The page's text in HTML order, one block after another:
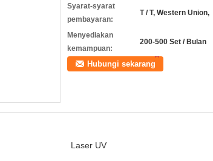
Syarat-syarat
pembayaran:
T / T, Western Union,
Menyediakan
kemampuan:
200-500 Set / Bulan
Hubungi sekarang
Laser UV